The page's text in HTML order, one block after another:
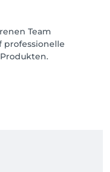
Team
professionelle